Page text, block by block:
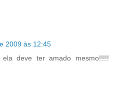
2009 às 12:45
deve ter amado mesmo!!!!!